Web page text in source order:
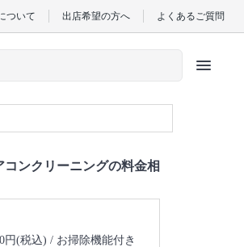
ついて 出店希望の方へ よくあるご質問
menu
ンクリーニングの料金相
円(税込)
お掃除機能付き